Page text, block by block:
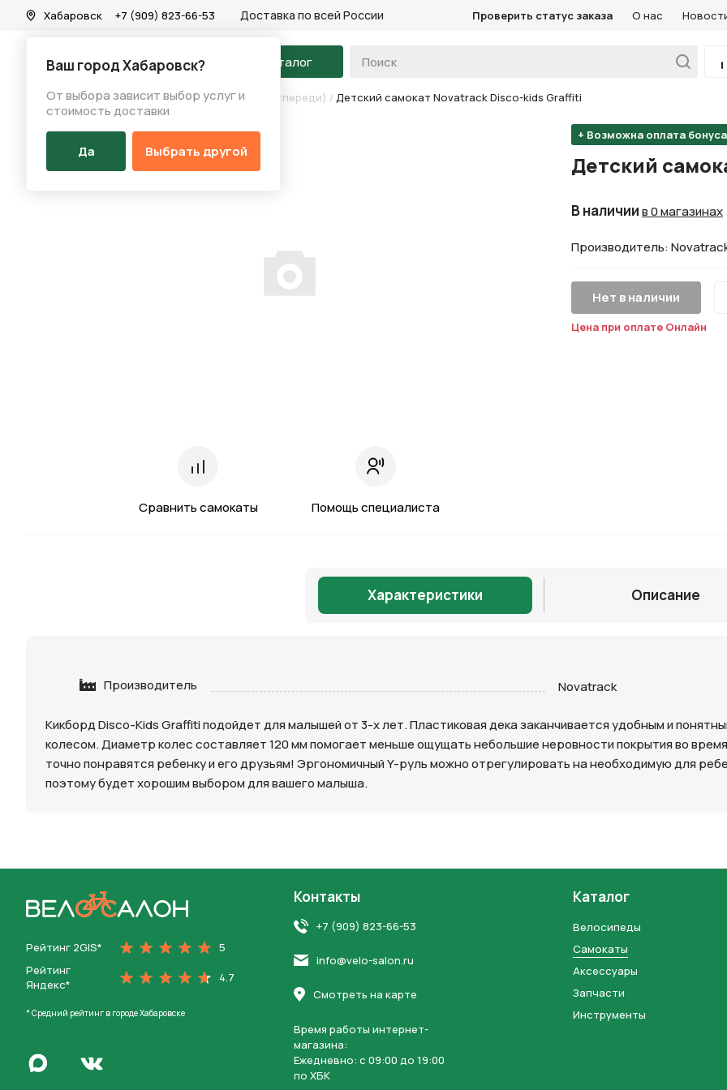
Хабаровск
Ваш город Хабаровск?
От выбора зависит выбор услуг и
стоимость доставки
Да Выбрать другой
+7 (909) 823-66-53 Доставка по всей России Проверить статус заказа О нас
На главную Каталог
Каталог/Самокаты/Детскиe самокаты (два спереди) / Детский самокат Novatrack Disco-kids Graffiti
Сравнить самокаты Помощь специалиста
+ Возможна оплата
Детский
В наличиив 0 магазинах
Производитель:
Нет в наличии
Цена при оплате Онлайн
Характеристики Описание
Производитель Novatrack
Кикборд Disco-Kids Graffiti подойдет для малышей от 3-х лет. Пластиковая дека заканчивается удобным и
колесом. Диаметр колес составляет 120 мм помогает меньше ощущать небольшие неровности покрытия во
точно понравятся ребенку и его друзьям! Эргономичный Y-руль можно отрегулировать на необходимую для
поэтому будет хорошим выбором для вашего малыша.
Рейтинг 2GIS*
5
Рейтинг
Яндекс*
4.7
* Средний рейтинг в городе Хабаровске
Написать в MaxПерейти во Вконтакте
Контакты
+7 (909) 823-66-53
info@velo-salon.ru
Смотреть на карте
Время работы интернет-
магазина:
Ежедневно: c 09:00 до 19:00
по ХБК
Каталог
Велосипеды
Самокаты
Аксессуары
Запчасти
Инструменты
Нажимая на кнопку “Отправить заявку”, вы даетесогласие на обработку
персональных данных и соглашаетесь с политикой конфиденциальности